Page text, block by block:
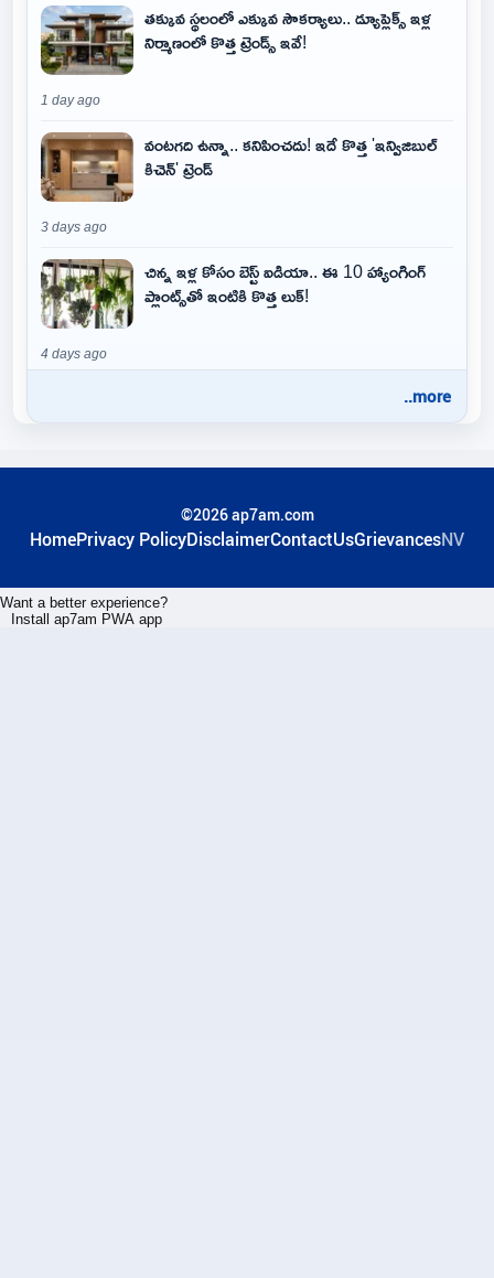
తక్కువ స్థలంలో ఎక్కువ సౌకర్యాలు.. డ్యూప్లెక్స్ ఇళ్ల
నిర్మాణంలో కొత్త ట్రెండ్స్ ఇవే!
1 day ago
వంటగది ఉన్నా.. కనిపించదు! ఇదే కొత్త 'ఇన్విజిబుల్
కిచెన్' ట్రెండ్
3 days ago
చిన్న ఇళ్ల కోసం బెస్ట్ ఐడియా.. ఈ 10 హ్యాంగింగ్
ప్లాంట్స్‌తో ఇంటికి కొత్త లుక్!
4 days ago
..more
©2026 ap7am.com
HomePrivacy PolicyDisclaimerContactUsGrievancesNV
Want a better experience?
Install ap7am PWA app